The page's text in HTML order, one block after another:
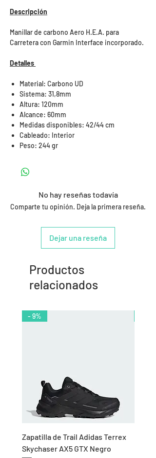
Descripción
Manillar de carbono Aero H.E.A. para
Carretera con Garmin Interface incorporado.
Detalles
Material: Carbono UD
Sistema: 31,8mm
Altura: 120mm
Alcance: 60mm
Medidas disponibles: 42/44 cm
Cableado: Interior
Peso: 244 gr
No hay reseñas todavía
Comparte tu opinión. Deja la primera reseña.
Dejar una reseña
Productos
relacionados
- 9%
Zapatilla de Trail Adidas Terrex
Skychaser AX5 GTX Negro